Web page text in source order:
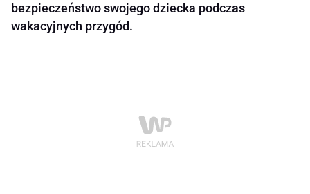
bezpieczeństwo swojego dziecka podczas
wakacyjnych przygód.